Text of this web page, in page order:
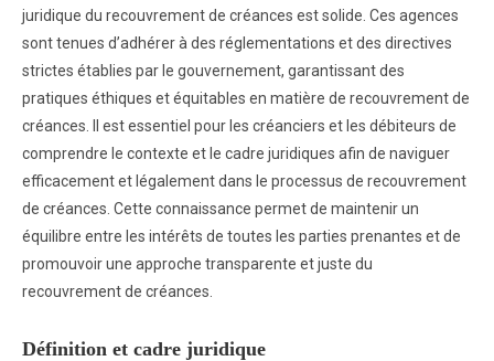
juridique du recouvrement de créances est solide. Ces agences
sont tenues d’adhérer à des réglementations et des directives
strictes établies par le gouvernement, garantissant des
pratiques éthiques et équitables en matière de recouvrement de
créances. Il est essentiel pour les créanciers et les débiteurs de
comprendre le contexte et le cadre juridiques afin de naviguer
efficacement et légalement dans le processus de recouvrement
de créances. Cette connaissance permet de maintenir un
équilibre entre les intérêts de toutes les parties prenantes et de
promouvoir une approche transparente et juste du
recouvrement de créances.
Définition et cadre juridique